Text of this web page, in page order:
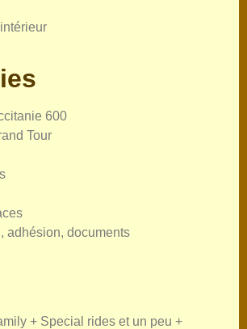
600
Tour
adhésion, documents
+ Special rides et un peu +